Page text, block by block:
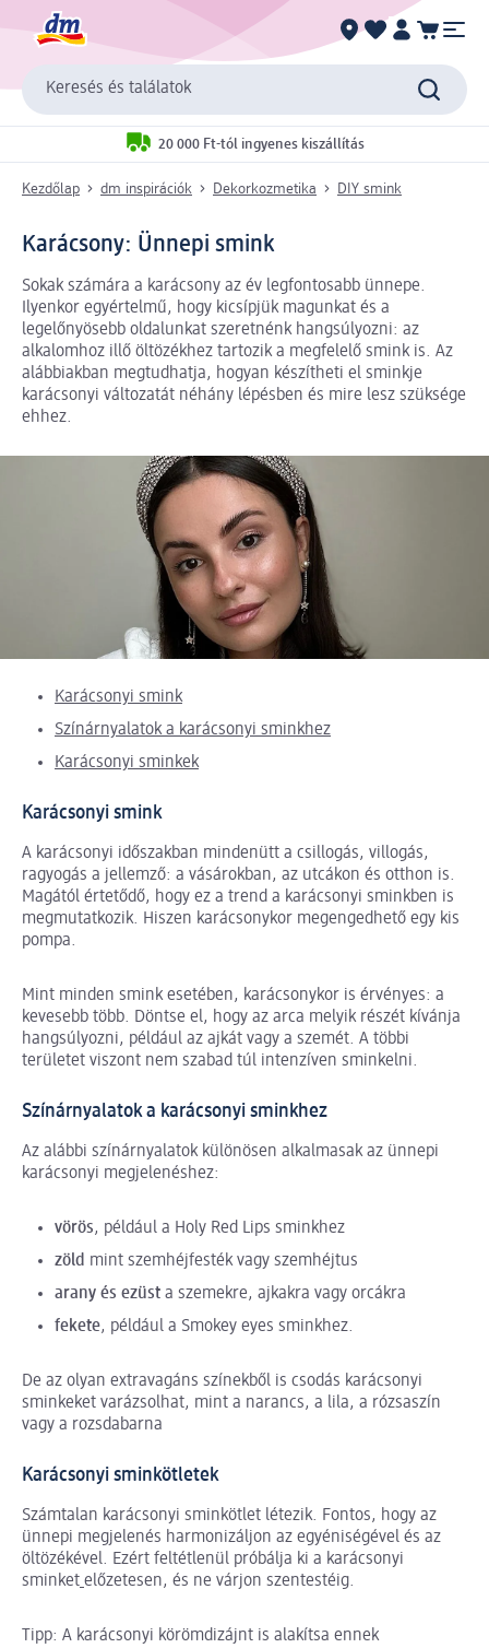
Keresés és találatok
20 000 Ft-tól ingyenes kiszállítás
Kezdőlap dm inspirációk Dekorkozmetika DIY smink
Karácsony: Ünnepi smink
Sokak számára a karácsony az év legfontosabb ünnepe.
Ilyenkor egyértelmű, hogy kicsípjük magunkat és a
legelőnyösebb oldalunkat szeretnénk hangsúlyozni: az
alkalomhoz illő öltözékhez tartozik a megfelelő smink is. Az
alábbiakban megtudhatja, hogyan készítheti el sminkje
karácsonyi változatát néhány lépésben és mire lesz szüksége
ehhez.
Karácsonyi smink
Színárnyalatok a karácsonyi sminkhez
Karácsonyi sminkek
Karácsonyi smink
A karácsonyi időszakban mindenütt a csillogás, villogás,
ragyogás a jellemző: a vásárokban, az utcákon és otthon is.
Magától értetődő, hogy ez a trend a karácsonyi sminkben is
megmutatkozik. Hiszen karácsonykor megengedhető egy kis
pompa.
Mint minden smink esetében, karácsonykor is érvényes: a
kevesebb több. Döntse el, hogy az arca melyik részét kívánja
hangsúlyozni, például az ajkát vagy a szemét. A többi
területet viszont nem szabad túl intenzíven sminkelni.
Színárnyalatok a karácsonyi sminkhez
Az alábbi színárnyalatok különösen alkalmasak az ünnepi
karácsonyi megjelenéshez:
vörös, például a Holy Red Lips sminkhez
zöld mint szemhéjfesték vagy szemhéjtus
arany és ezüst a szemekre, ajkakra vagy orcákra
fekete, például a Smokey eyes sminkhez.
De az olyan extravagáns színekből is csodás karácsonyi
sminkeket varázsolhat, mint a narancs, a lila, a rózsaszín
vagy a rozsdabarna
Karácsonyi sminkötletek
Számtalan karácsonyi sminkötlet létezik. Fontos, hogy az
ünnepi megjelenés harmonizáljon az egyéniségével és az
öltözékével. Ezért feltétlenül próbálja ki a karácsonyi
sminket előzetesen, és ne várjon szentestéig.
Tipp: A karácsonyi körömdizájnt is alakítsa ennek